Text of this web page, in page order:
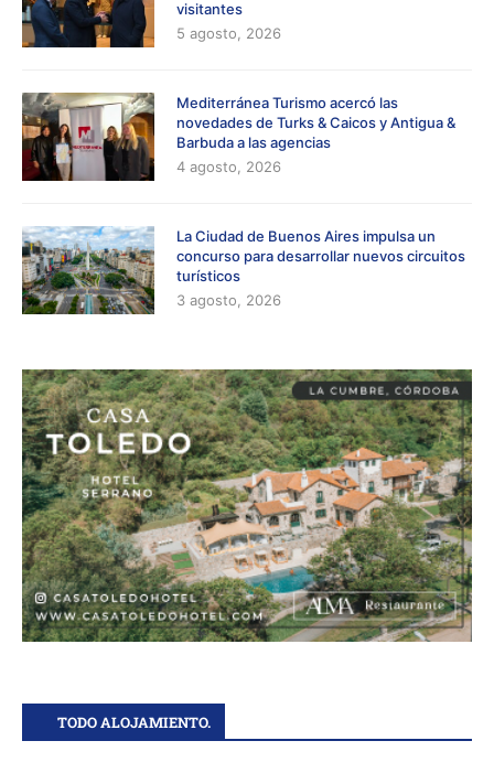
visitantes
5 agosto, 2026
Mediterránea Turismo acercó las
novedades de Turks & Caicos y Antigua &
Barbuda a las agencias
4 agosto, 2026
La Ciudad de Buenos Aires impulsa un
concurso para desarrollar nuevos circuitos
turísticos
3 agosto, 2026
TODO ALOJAMIENTO.